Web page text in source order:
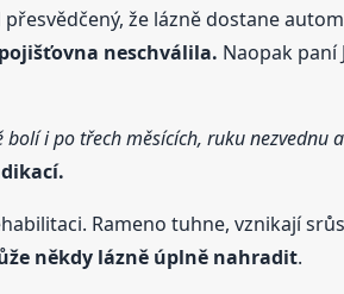
že lázně dostane
neschválila. Naopak paní
bolí i po třech měsících, ruku nezvednu
Rameno tuhne, vznikají
někdy lázně úplně nahradit.